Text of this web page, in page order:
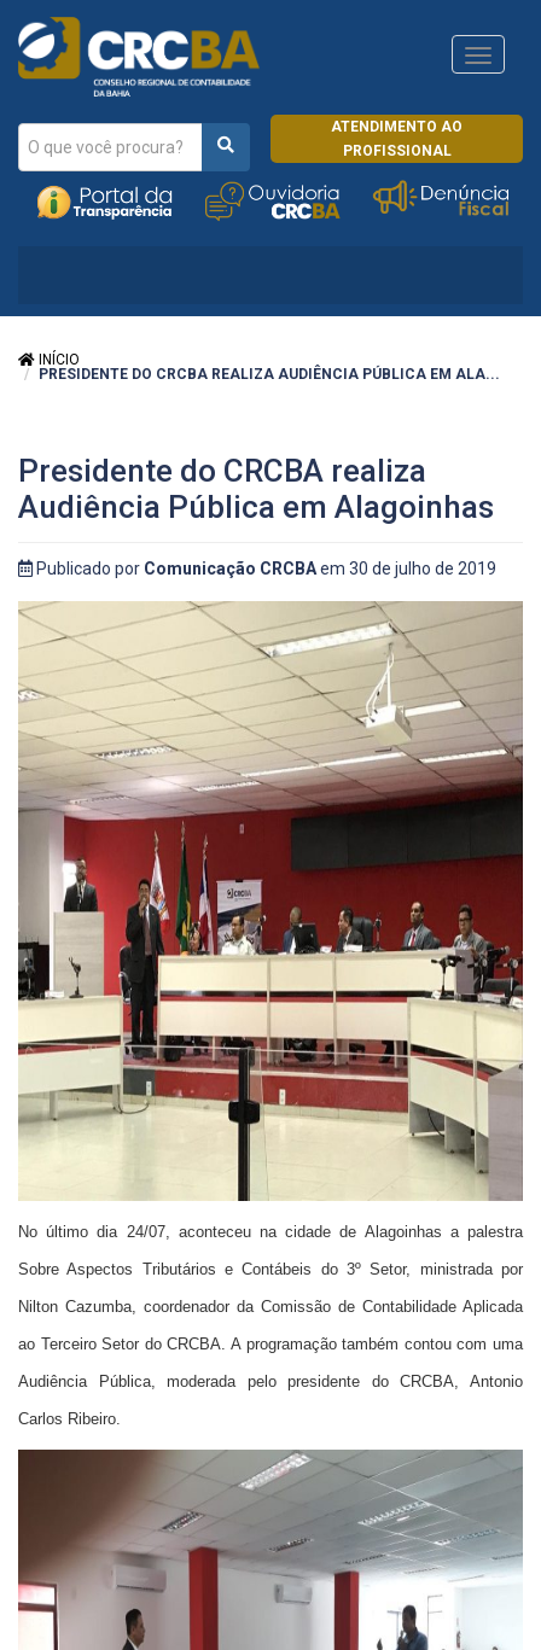
ATENDIMENTO AO
PROFISSIONAL
CRCRJ
INÍCIO
PRESIDENTE DO CRCBA REALIZA AUDIÊNCIA PÚBLICA EM ALA...
Presidente do CRCBA realiza
Audiência Pública em Alagoinhas
Publicado por Comunicação CRCBAem 30 de julho de 2019
No último dia 24/07, aconteceu na cidade de Alagoinhas a palestra
Sobre Aspectos Tributários e Contábeis do 3º Setor, ministrada por
Nilton Cazumba, coordenador da Comissão de Contabilidade Aplicada
ao Terceiro Setor do CRCBA. A programação também contou com uma
Audiência Pública, moderada pelo presidente do CRCBA, Antonio
Carlos Ribeiro.